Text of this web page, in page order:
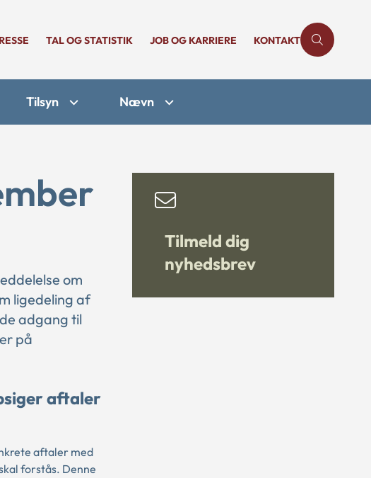
TAL OG STATISTIK JOB OG KARRIERE KONTAKT
Tilsyn Nævn
om
ligedeling af
adgang til
på
aftaler
aftaler med
forstås. Denne
Tilmeld dig
nyhedsbrev